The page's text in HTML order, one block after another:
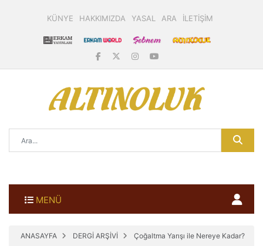
KÜNYE HAKKIMIZDA YASAL ARA İLETİŞİM
MENÜ
ANASAYFA DERGİ ARŞİVİ
Çoğaltma Yarışı ile Nereye Kadar?